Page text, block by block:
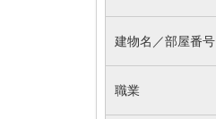
建物名／部屋番号
職業